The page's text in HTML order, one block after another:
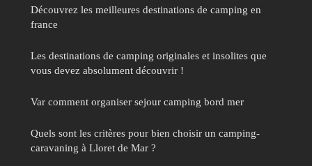
Découvrez les meilleures destinations de camping en
france
Les destinations de camping originales et insolites que
vous devez absolument découvrir !
Var comment organiser sejour camping bord mer
Quels sont les critères pour bien choisir un camping-
caravaning à Lloret de Mar ?